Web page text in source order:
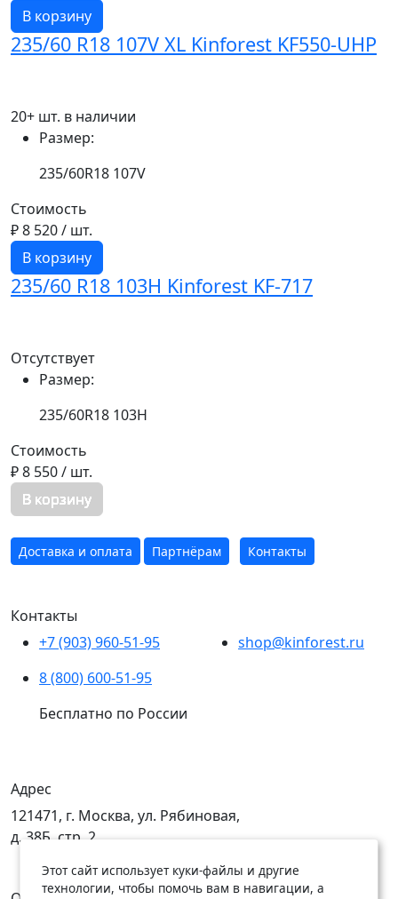
В корзину
235/60 R18 107V XL Kinforest KF550-UHP
20+ шт. в наличии
Размер:
235/60R18 107V
Стоимость
₽ 8 520/ шт.
В корзину
235/60 R18 103H Kinforest KF-717
Отсутствует
Размер:
235/60R18 103H
Стоимость
₽ 8 550/ шт.
В корзину
Доставка и оплата Партнёрам Контакты
Контакты
+7 (903) 960-51-95
8 (800) 600-51-95
Бесплатно по России
shop@kinforest.ru
Адрес
121471, г. Москва, ул. Рябиновая,
д. 38Б, стр. 2
Этот сайт использует куки-файлы и другие
технологии, чтобы помочь вам в навигации, а